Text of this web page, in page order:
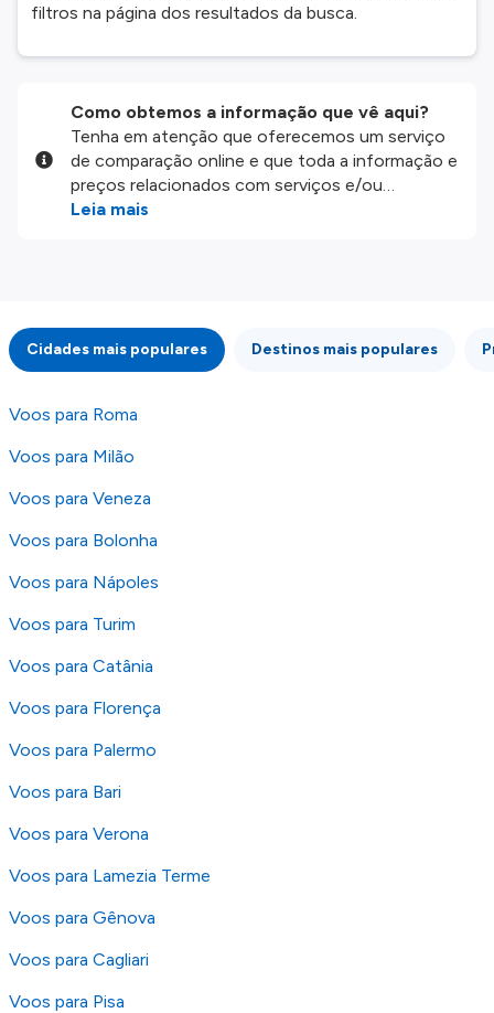
filtros na página dos resultados da busca.
Como obtemos a informação que vê aqui?
Tenha em atenção que oferecemos um serviço
de comparação online e que toda a informação e
preços relacionados com serviços e/ou
produtos disponíveis no nosso website são
integridade ou pela precisão da informação
publicada, por isso verifique com atenção todas
as condições no website do parceiro antes de
fazer uma reserva. Para mais detalhes verifique
os nossos
Leia mais
Cidades mais populares Destinos mais populares
Voos para Roma
Voos para Milão
Voos para Veneza
Voos para Bolonha
Voos para Nápoles
Voos para Turim
Voos para Catânia
Voos para Florença
Voos para Palermo
Voos para Bari
Voos para Verona
Voos para Lamezia Terme
Voos para Gênova
Voos para Cagliari
Voos para Pisa